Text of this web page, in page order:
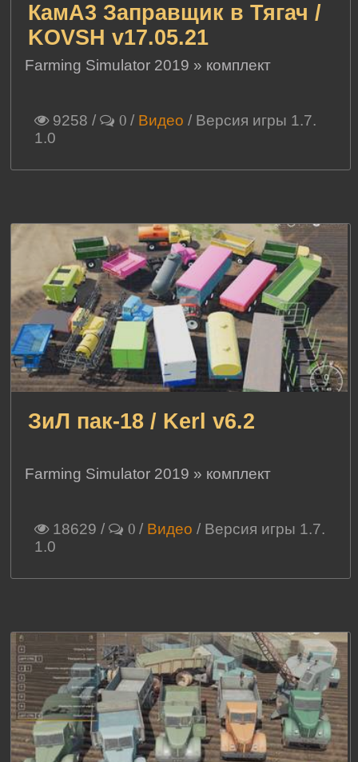
КамА3 Заправщик в Тягач /
KOVSH v17.05.21
Farming Simulator 2019 » комплект
9258 / 0 / Видео / Версия игры 1.7.
1.0
ЗиЛ пак-18 / Kerl v6.2
Farming Simulator 2019 » комплект
18629 / 0 / Видео / Версия игры 1.7.
1.0